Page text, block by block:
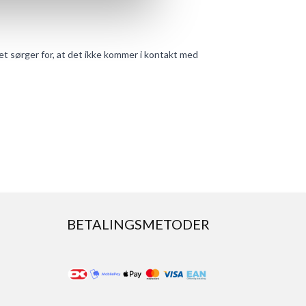
sørger for, at det ikke kommer i kontakt med
BETALINGSMETODER